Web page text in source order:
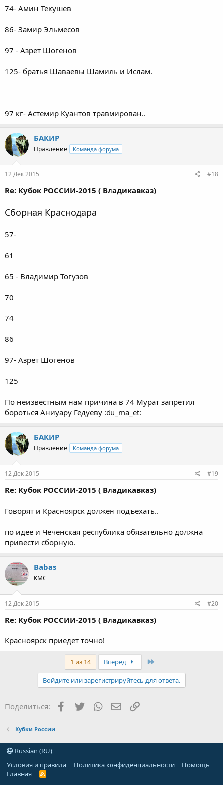
74- Амин Текушев
86- Замир Эльмесов
97 - Азрет Шогенов
125- братья Шаваевы Шамиль и Ислам.
97 кг- Астемир Куантов травмирован..
БАКИР
Правление Команда форума
12 Дек 2015 #18
Re: Кубок РОССИИ-2015 ( Владикавказ)
Сборная Краснодара
57-
61
65 - Владимир Тогузов
70
74
86
97- Азрет Шогенов
125
По неизвестным нам причина в 74 Мурат запретил
бороться Аниуару Гедуеву :du_ma_et:
БАКИР
Правление Команда форума
12 Дек 2015 #19
Re: Кубок РОССИИ-2015 ( Владикавказ)
Говорят и Красноярск должен подъехать..
по идее и Чеченская республика обязательно должна
привести сборную.
Babas
КМС
12 Дек 2015 #20
Re: Кубок РОССИИ-2015 ( Владикавказ)
Красноярск приедет точно!
1 из 14 Вперёд
Войдите или зарегистрируйтесь для ответа.
Поделиться: Facebook
Twitter WhatsAppЭлектронная почта
Кубки России
Russian (RU)
Условия и правила
Политика конфиденциальности
Помощь
Главная
R